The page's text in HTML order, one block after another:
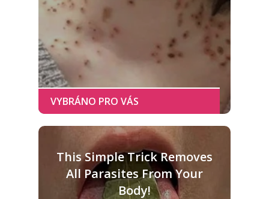
This Simple Trick Removes
All Parasites From Your
Body!